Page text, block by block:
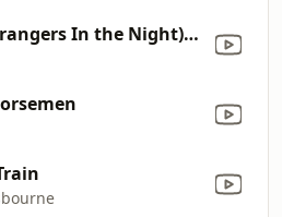
747 (Strangers In the Night) [Saxon Over Sweden 2011: Live]